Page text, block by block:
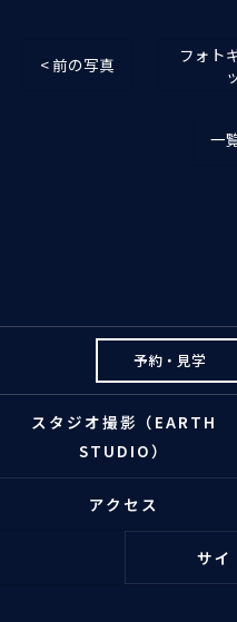
< 前の写真
フォト
一
予約・見学
スタジオ撮影（EARTH
STUDIO）
アクセス
サイ